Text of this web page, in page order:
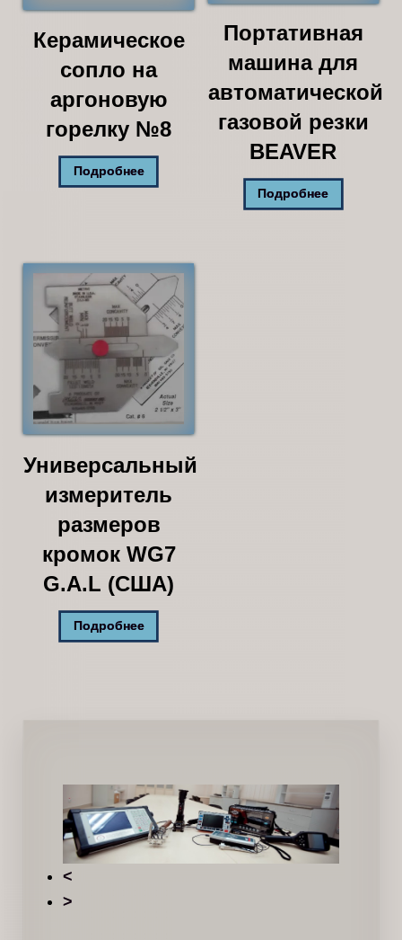
Керамическое
сопло на
аргоновую
горелку №8
Подробнее
Портативная
машина для
автоматической
газовой резки
BEAVER
Подробнее
Универсальный
измеритель
размеров
кромок WG7
G.A.L (США)
Подробнее
<
>